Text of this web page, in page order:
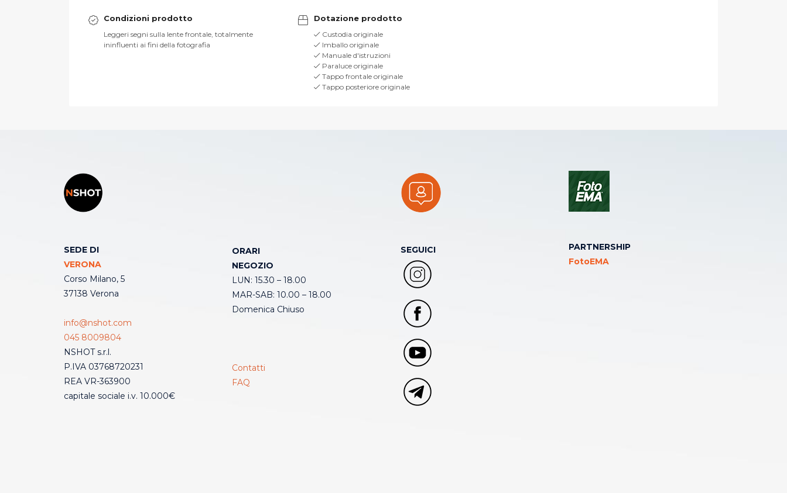
Condizioni prodotto
Leggeri segni sulla lente frontale, totalmente
ininfluenti ai fini della fotografia
Dotazione prodotto
Custodia originale
Imballo originale
Manuale d'istruzioni
Paraluce originale
Tappo frontale originale
Tappo posteriore originale
SEDE DI
VERONA
Corso Milano, 5
37138 Verona
info@nshot.com
045 8009804
NSHOT s.r.l.
P.IVA 03768720231
REA VR-363900
capitale sociale i.v. 10.000€
ORARI
NEGOZIO
LUN: 15.30 – 18.00
MAR-SAB: 10.00 – 18.00
Domenica Chiuso
Contatti
FAQ
SEGUICI
PARTNERSHIP
FotoEMA